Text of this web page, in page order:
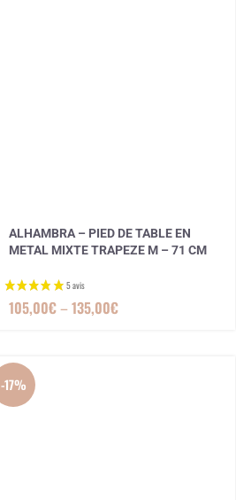
1 avis
ALHAMBRA – PIED DE TABLE EN
METAL MIXTE TRAPEZE M – 71 CM
105,00€–135,00€
-17%